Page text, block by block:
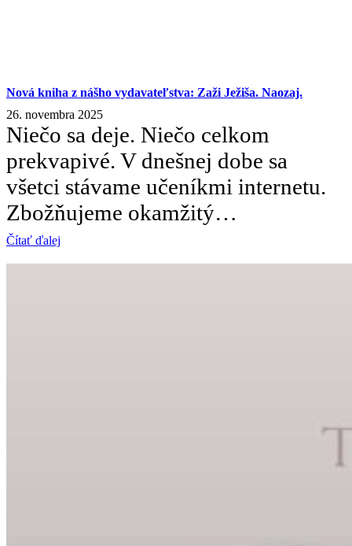
Nová kniha z nášho vydavateľstva: Zaži Ježiša. Naozaj.
26. novembra 2025
Niečo sa deje. Niečo celkom
prekvapivé. V dnešnej dobe sa
všetci stávame učeníkmi internetu.
Zbožňujeme okamžitý…
Čítať ďalej